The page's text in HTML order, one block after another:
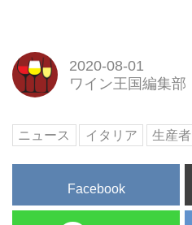
2020-08-01
ワイン王国編集部
ニュース イタリア 生産者
Facebook